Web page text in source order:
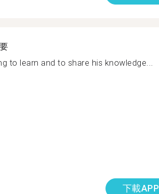
to learn and to share his knowledge...
下載APP